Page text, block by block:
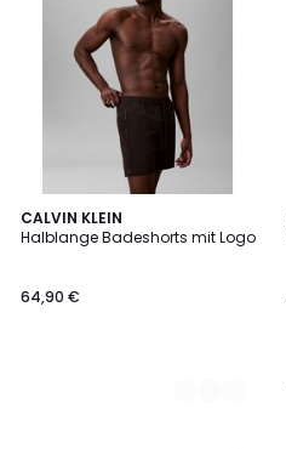
CALVIN KLEIN
Halblange Badeshorts mit Logo
64,90 €
2
Farben